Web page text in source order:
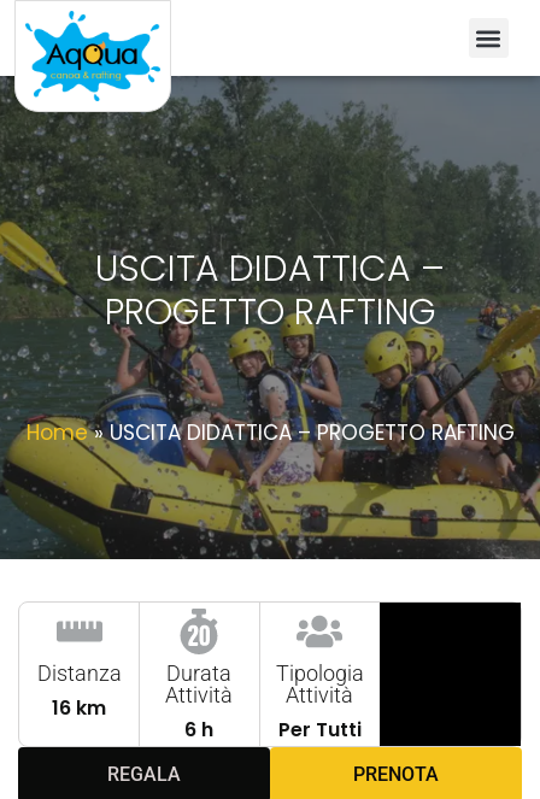
USCITA DIDATTICA –
PROGETTO RAFTING
Home » USCITA DIDATTICA – PROGETTO RAFTING
Distanza
16 km
Durata
Attività
6 h
Tipologia
Attività
Per Tutti
REGALA PRENOTA